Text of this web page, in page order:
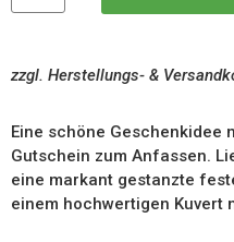
zzgl. Herstellungs- &
Eine schöne Geschenkidee
Gutschein zum Anfassen.
eine markant gestanzte
einem hochwertigen Kuvert